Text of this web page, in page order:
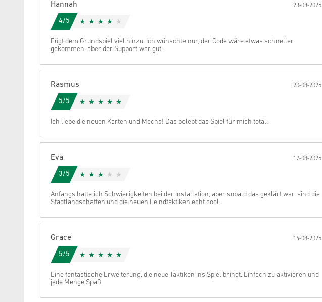
Stornieren
Hannah 23-08-2025
4/5
Fügt dem Grundspiel viel hinzu. Ich wünschte nur, der Code wäre etwas schneller
gekommen, aber der Support war gut.
Rasmus 20-08-2025
5/5
Ich liebe die neuen Karten und Mechs! Das belebt das Spiel für mich total.
Eva 17-08-2025
3/5
Anfangs hatte ich Schwierigkeiten bei der Installation, aber sobald das geklärt war, sind die
Stadtlandschaften und die neuen Feindtaktiken echt cool.
Grace 14-08-2025
5/5
Eine fantastische Erweiterung, die neue Taktiken ins Spiel bringt. Einfach zu aktivieren und
jede Menge Spaß.